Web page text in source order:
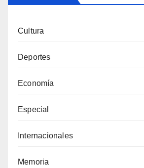
Cultura
Deportes
Economía
Especial
Internacionales
Memoria